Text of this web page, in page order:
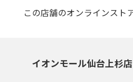
この店舗のオンラインスト
イオンモール仙台上杉